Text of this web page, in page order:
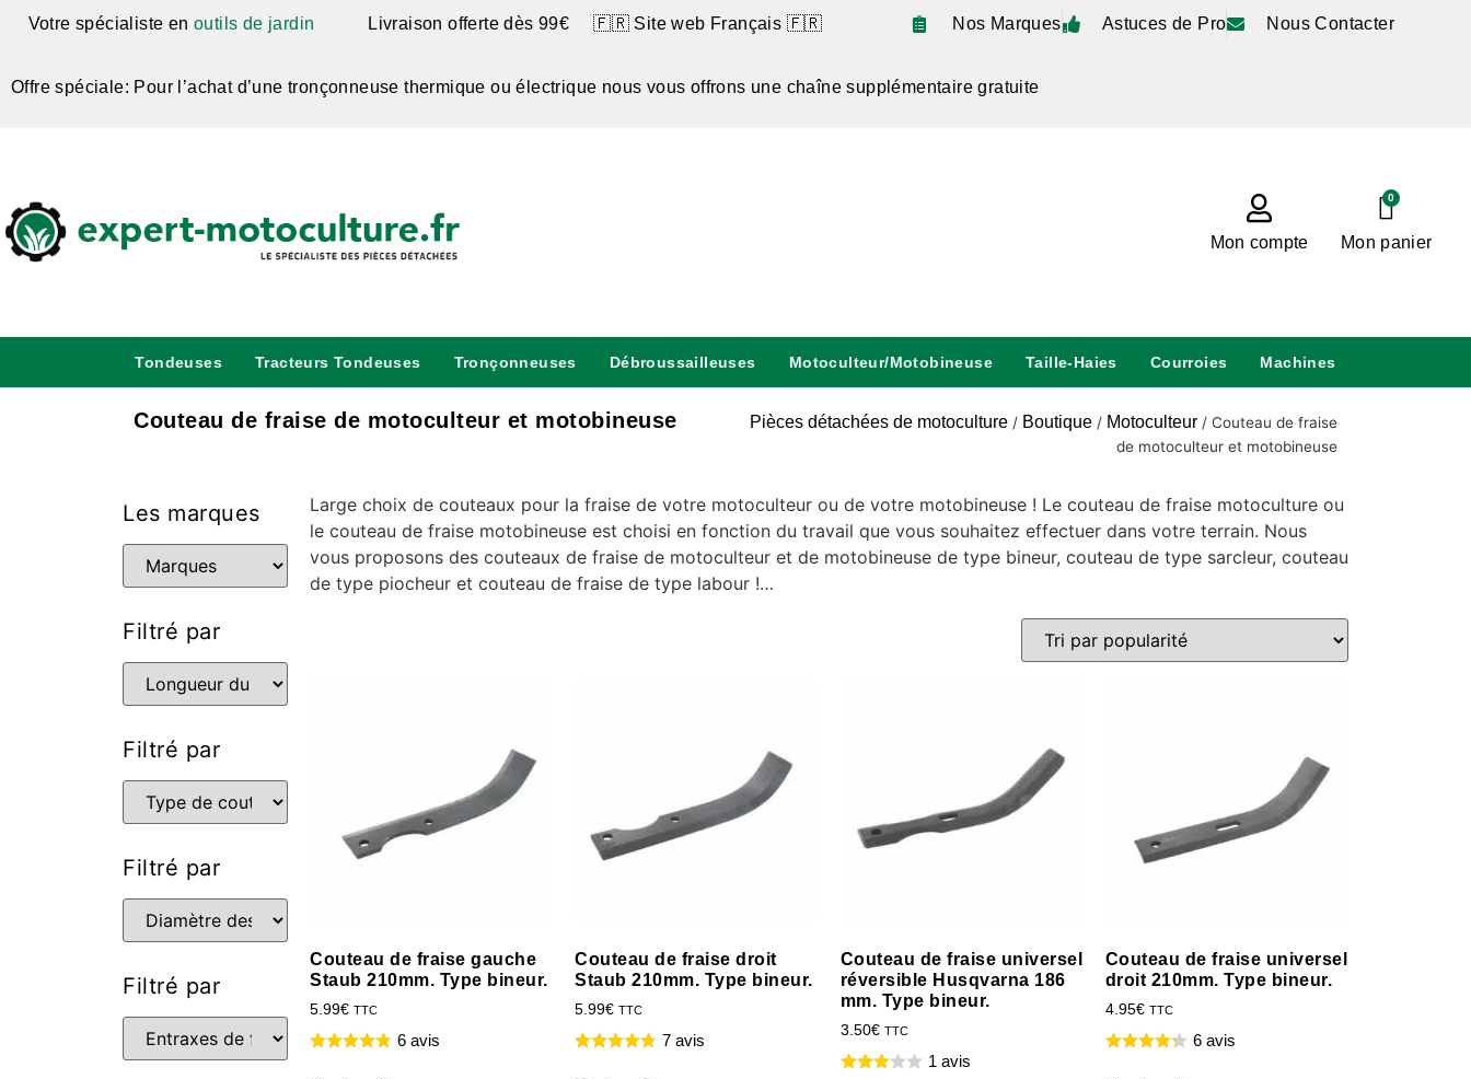
Votre spécialiste en outils de jardin Livraison offerte dès 99€ 🇫🇷 Site web Français 🇫🇷 Nos Marques Astuces de Pro Nous Contacter
Offre spéciale: Pour l’achat d’une tronçonneuse thermique ou électrique nous vous offrons une chaîne supplémentaire gratuite
Mon compte
0
Mon panier
Tondeuses Tracteurs Tondeuses Tronçonneuses Débroussailleuses Motoculteur/Motobineuse Taille-Haies Courroies Machines
Couteau de fraise de motoculteur et motobineuse Pièces détachées de motoculture / Boutique / Motoculteur / Couteau de fraise
de motoculteur et motobineuse
Les marques
Filtré par
Filtré par
Filtré par
Filtré par
Large choix de couteaux pour la fraise de votre motoculteur ou de votre motobineuse ! Le couteau de fraise motoculture ou
le couteau de fraise motobineuse est choisi en fonction du travail que vous souhaitez effectuer dans votre terrain. Nous
vous proposons des couteaux de fraise de motoculteur et de motobineuse de type bineur, couteau de type sarcleur, couteau
de type piocheur et couteau de fraise de type labour !…
Couteau de fraise gauche
Staub 210mm. Type bineur.
5.99€ TTC
6 avis
Couteau de fraise droit
Staub 210mm. Type bineur.
5.99€ TTC
7 avis
Couteau de fraise universel
réversible Husqvarna 186
mm. Type bineur.
3.50€ TTC
1 avis
Couteau de fraise universel
droit 210mm. Type bineur.
4.95€ TTC
6 avis